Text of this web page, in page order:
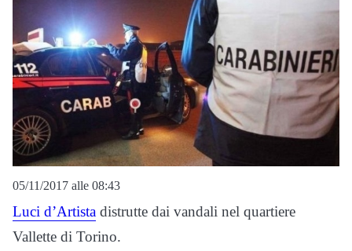
05/11/2017 alle 08:43
Luci d’Artista distrutte dai vandali nel quartiere
Vallette di Torino.